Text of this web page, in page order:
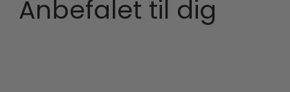
Anbefalet til dig